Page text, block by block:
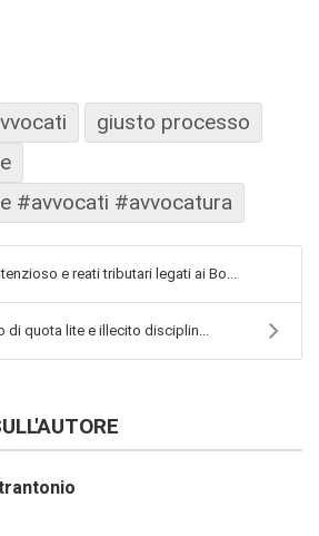
giusto processo
#avvocati #avvocatura
e reati tributari legati ai Bo...
di quota lite e illecito disciplin...